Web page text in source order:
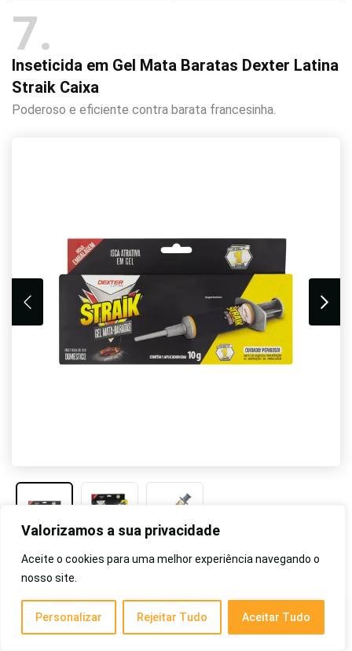
Valorizamos a sua privacidade
Aceite o cookies para uma melhor experiência navegando o
nosso site.
Personalizar Rejeitar Tudo Aceitar Tudo
7
Inseticida em Gel Mata Baratas Dexter Latina
Straik Caixa
Poderoso e eficiente contra barata francesinha.
Prós